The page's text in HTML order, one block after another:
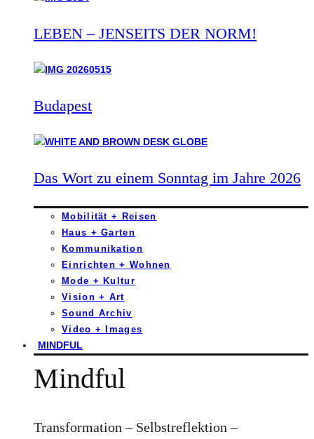
LEBEN – JENSEITS DER NORM!
Budapest
Das Wort zu einem Sonntag im Jahre 2026
Mobilität + Reisen
Haus + Garten
Kommunikation
Einrichten + Wohnen
Mode + Kultur
Vision + Art
Sound Archiv
Video + Images
MINDFUL
Mindful
Transformation – Selbstreflektion –